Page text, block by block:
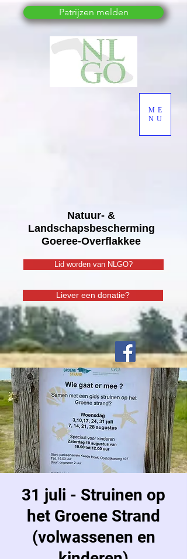
Natuur- &
Landschapsbescherming
Goeree-Overflakkee
ME
NU
Lid worden van NLGO?
Liever een donatie?
Patrijzen melden
31 juli - Struinen op
het Groene Strand
(volwassenen en